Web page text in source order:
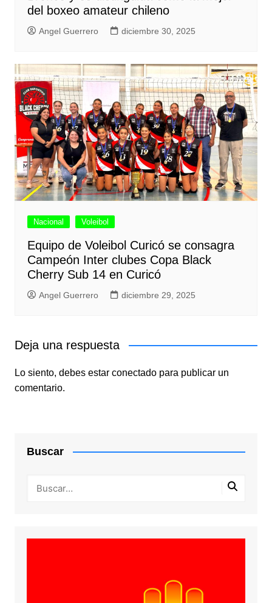
del boxeo amateur chileno
Angel Guerrero diciembre 30, 2025
Nacional Voleibol
Equipo de Voleibol Curicó se consagra
Campeón Inter clubes Copa Black
Cherry Sub 14 en Curicó
Angel Guerrero diciembre 29, 2025
Deja una respuesta
Lo siento, debes estar conectadopara publicar un
comentario.
Buscar